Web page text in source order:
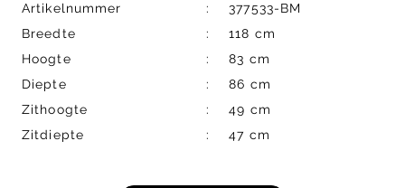
Artikelnummer
377533-BM
Breedte
118 cm
Hoogte
83 cm
Diepte
86 cm
Zithoogte
49 cm
Zitdiepte
47 cm